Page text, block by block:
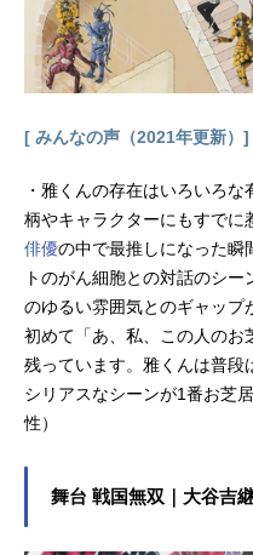
[ みんなの声（2021年更新）]
・雅くんの存在はいろいろ
柄やキャラクターにもすで
俳優の中で最推しになった瞬
トのがん細胞との対話のシ
のゆるい雰囲気とのギャップ
初めて「あ、私、この人のお
残っています。雅くんは普段
シリアスなシーンが1番お芝
性）
舞台 戦国無双｜大谷吉